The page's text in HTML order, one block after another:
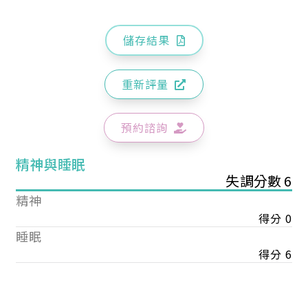
儲存結果
重新評量
預約諮詢
精神與睡眠
失調分數 6
精神
得分 0
睡眠
得分 6